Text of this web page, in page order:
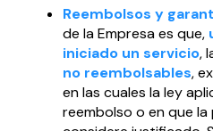
Reembolsos y
de la Empresa es que,
iniciado un servicio,
no reembolsables,
en las cuales la ley
reembolso o en que la